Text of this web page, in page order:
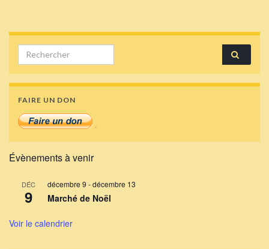
Search for:
FAIRE UN DON
Évènements à venir
DÉC
9
décembre 9 -décembre 13
Marché de Noël
Voir le calendrier